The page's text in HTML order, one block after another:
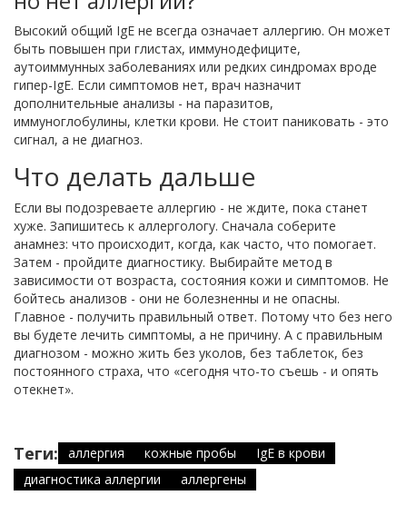
Высокий общий IgE не всегда означает аллергию. Он может
быть повышен при глистах, иммунодефиците,
аутоиммунных заболеваниях или редких синдромах вроде
гипер-IgE. Если симптомов нет, врач назначит
дополнительные анализы - на паразитов,
иммуноглобулины, клетки крови. Не стоит паниковать - это
сигнал, а не диагноз.
Что делать дальше
Если вы подозреваете аллергию - не ждите, пока станет
хуже. Запишитесь к аллергологу. Сначала соберите
анамнез: что происходит, когда, как часто, что помогает.
Затем - пройдите диагностику. Выбирайте метод в
зависимости от возраста, состояния кожи и симптомов. Не
бойтесь анализов - они не болезненны и не опасны.
Главное - получить правильный ответ. Потому что без него
вы будете лечить симптомы, а не причину. А с правильным
диагнозом - можно жить без уколов, без таблеток, без
постоянного страха, что «сегодня что-то съешь - и опять
отекнет».
Теги: аллергия кожные пробы
IgE в крови
диагностика аллергии
аллергены